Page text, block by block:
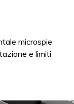
microspie
e limiti